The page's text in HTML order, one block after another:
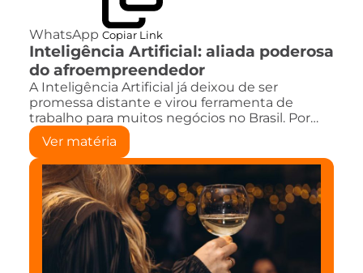
WhatsApp Copiar Link
Inteligência Artificial: aliada poderosa
do afroempreendedor
A Inteligência Artificial já deixou de ser
promessa distante e virou ferramenta de
trabalho para muitos negócios no Brasil. Por…
Ver matéria